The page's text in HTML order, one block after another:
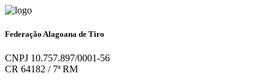
Federação Alagoana de Tiro
CNPJ 10.757.897/0001-56
CR 64182 / 7ª RM